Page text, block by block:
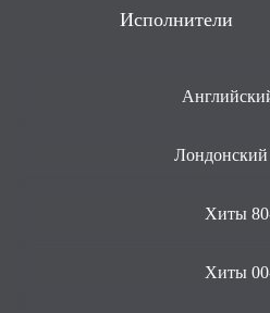
Исполнители
Лондонский
Хиты
Хиты